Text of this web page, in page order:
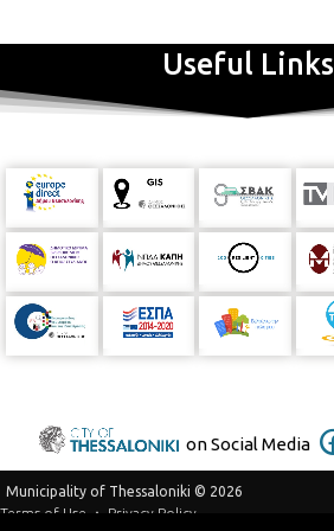
Useful Links
on Social Media
Municipality of Thessaloniki © 2026
Terms of Use
Privacy Policy